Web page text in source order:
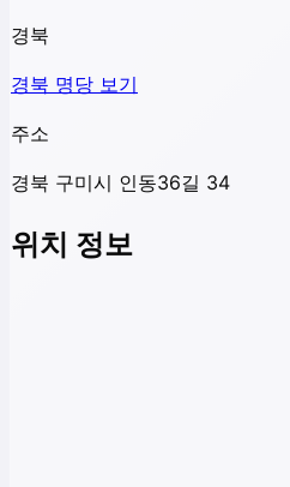
경북
경북 명당 보기
주소
경북 구미시 인동36길 34
위치 정보